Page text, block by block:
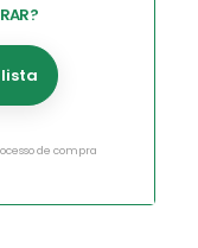
de compra